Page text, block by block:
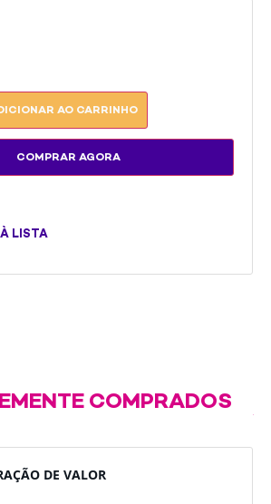
AO CARRINHO
COMPRAR AGORA
LISTA
COMPRADOS
DE VALOR